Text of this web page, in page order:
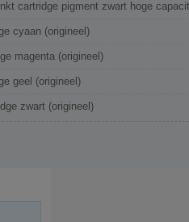
cyaan (origineel)
magenta (origineel)
geel (origineel)
zwart (origineel)